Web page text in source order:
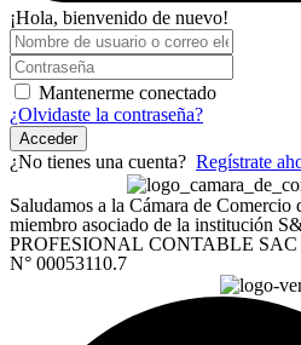
¡Hola, bienvenido de nuevo!
Mantenerme conectado
¿Olvidaste la contraseña?
Acceder
¿No tienes una cuenta? Regístrate
Saludamos a la Cámara de
miembro asociado de la institución
PROFESIONAL CONTABLE SAC
N° 00053110.7